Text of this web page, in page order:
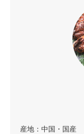
産地：中国・国産